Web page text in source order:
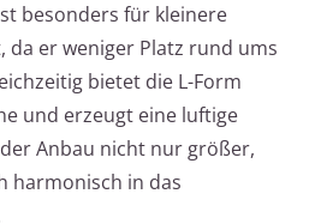
besonders für kleinere
da er weniger Platz rund ums
bietet die L-Form
und erzeugt eine luftige
Anbau nicht nur größer,
harmonisch in das